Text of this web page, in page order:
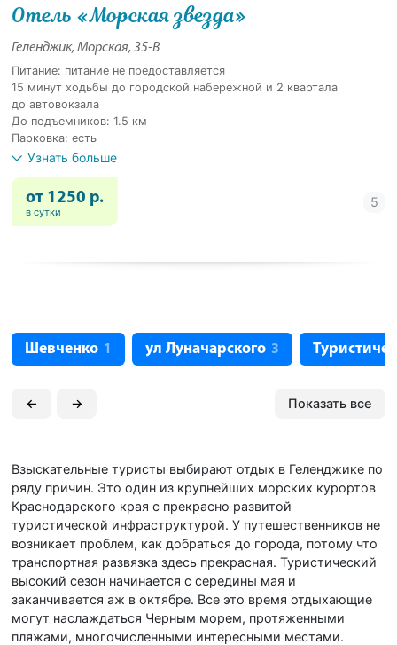
Отель «Морская звезда»
Геленджик, Морская, 35-В
Питание: питание не предоставляется
15 минут ходьбы до городской набережной и 2 квартала
до автовокзала
До подъемников: 1.5 км
Парковка: есть
Узнать больше
от 1250 р.
в сутки
Шевченко 1 ул Луначарского 3
← → Показать все
Взыскательные туристы выбирают отдых в Геленджике по
ряду причин. Это один из крупнейших морских курортов
Краснодарского края с прекрасно развитой
туристической инфраструктурой. У путешественников не
возникает проблем, как добраться до города, потому что
транспортная развязка здесь прекрасная. Туристический
высокий сезон начинается с середины мая и
заканчивается аж в октябре. Все это время отдыхающие
могут наслаждаться Черным морем, протяженными
пляжами, многочисленными интересными местами.